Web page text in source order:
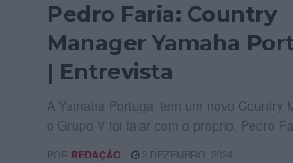
Pedro Faria: Country
Manager Yamaha
| Entrevista
A Yamaha Portugal tem um novo Country
o Grupo V foi falar com o próprio, Pedro
POR REDAÇÃO 3 DEZEMBRO, 2024